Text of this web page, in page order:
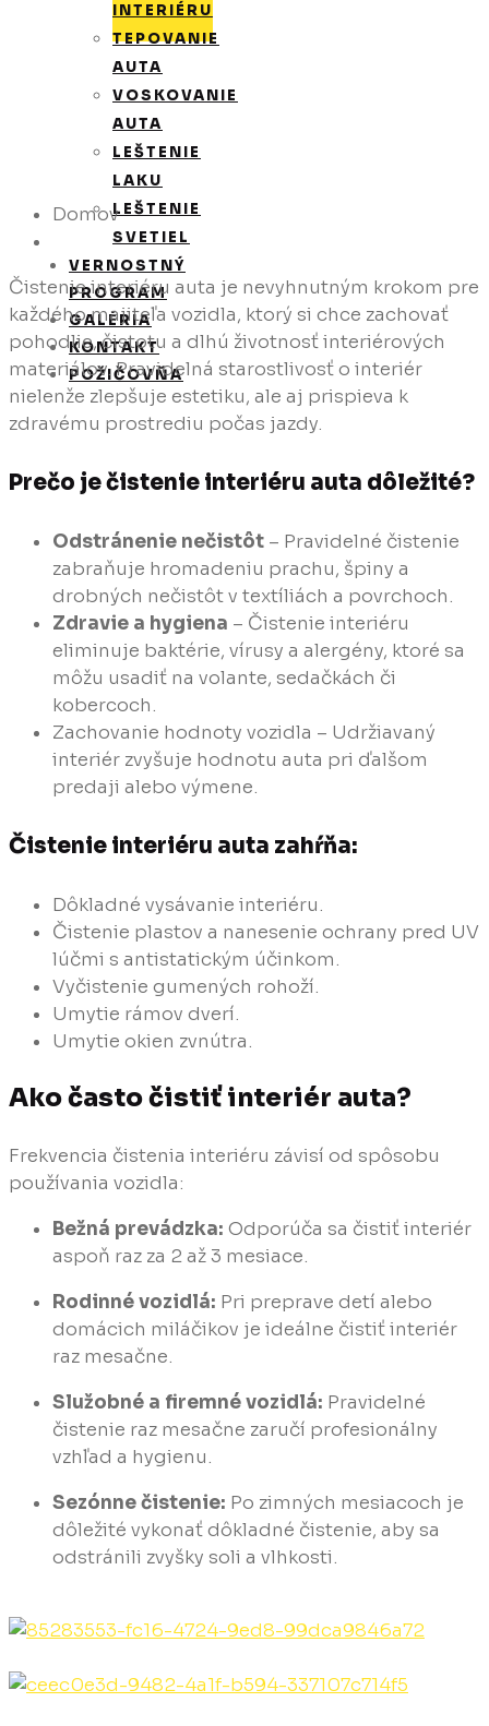
INTERIÉRU
TEPOVANIE
AUTA
VOSKOVANIE
AUTA
LEŠTENIE
LAKU
LEŠTENIE
SVETIEL
VERNOSTNÝ
PROGRAM
GALÉRIA
KONTAKT
POŽIČOVŇA
Domov
Čistenie interiéru auta je nevyhnutným krokom pre
každého majiteľa vozidla, ktorý si chce zachovať
pohodlie, čistotu a dlhú životnosť interiérových
materiálov. Pravidelná starostlivosť o interiér
nielenže zlepšuje estetiku, ale aj prispieva k
zdravému prostrediu počas jazdy.
Prečo je čistenie interiéru auta dôležité?
Odstránenie nečistôt – Pravidelné čistenie
zabraňuje hromadeniu prachu, špiny a
drobných nečistôt v textíliách a povrchoch.
Zdravie a hygiena – Čistenie interiéru
eliminuje baktérie, vírusy a alergény, ktoré sa
môžu usadiť na volante, sedačkách či
kobercoch.
Zachovanie hodnoty vozidla – Udržiavaný
interiér zvyšuje hodnotu auta pri ďalšom
predaji alebo výmene.
Čistenie interiéru auta zahŕňa:
Dôkladné vysávanie interiéru.
Čistenie plastov a nanesenie ochrany pred UV
lúčmi s antistatickým účinkom.
Vyčistenie gumených rohoží.
Umytie rámov dverí.
Umytie okien zvnútra.
Ako často čistiť interiér auta?
Frekvencia čistenia interiéru závisí od spôsobu
používania vozidla:
Bežná prevádzka: Odporúča sa čistiť interiér
aspoň raz za 2 až 3 mesiace.
Rodinné vozidlá: Pri preprave detí alebo
domácich miláčikov je ideálne čistiť interiér
raz mesačne.
Služobné a firemné vozidlá: Pravidelné
čistenie raz mesačne zaručí profesionálny
vzhľad a hygienu.
Sezónne čistenie: Po zimných mesiacoch je
dôležité vykonať dôkladné čistenie, aby sa
odstránili zvyšky soli a vlhkosti.